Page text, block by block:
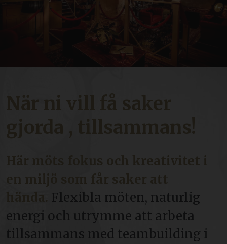
När ni vill få saker
gjorda , tillsammans!
Här möts fokus och kreativitet i
en miljö som får saker att
hända. Flexibla möten, naturlig
energi och utrymme att arbeta
tillsammans med teambuilding i